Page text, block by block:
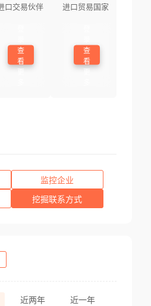
口交易伙伴
查
看
进口贸易国家
查
看
监控企业
挖掘联系方式
近两年 近一年